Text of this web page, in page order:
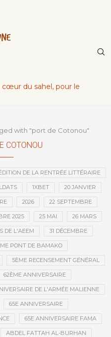
du sahel, pour le
with "port de Cotonou"
COTONOU
DE LA RENTRÉE LITTÉRAIRE
1XBET 20 JANVIER
2026 22 SEPTEMBRE
2025 25 MAI 26 MARS
DE L'AEEM 31 DÉCEMBRE
PONT DE BAMAKO
5ÈME RECENSEMENT GÉNÉRAL
62ÈME ANNIVERSAIRE
DE L'ARMÉE MALIENNE
65E ANNIVERSAIRE
65E ANNIVERSAIRE FAMA
ABDEL FATTAH AL-BURHAN